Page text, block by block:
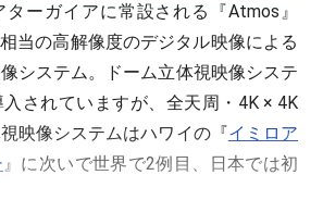
ーガイアに常設される『Atmos』
当の高解像度のデジタル映像による
システム。ドーム立体視映像システ
されていますが、全天周・4K × 4K
映像システムはハワイの『イミロア
』に次いで世界で2例目、日本では初